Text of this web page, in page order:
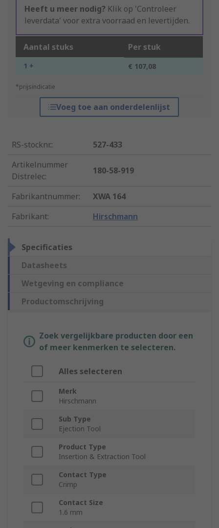
Heeft u meer nodig? Klik op 'Controleer
leverdata' voor extra voorraad en levertijden.
Aantal stuks Per stuk
1 + € 107,08
*prijsindicatie
Voeg toe aan onderdelenlijst
RS-stocknr.:
527-433
Artikelnummer
Distrelec:
180-58-919
Fabrikantnummer:
XWA 164
Fabrikant: Hirschmann
Specificaties
Datasheets
Wetgeving en compliance
Productomschrijving
Zoek vergelijkbare producten door een
of meer kenmerken te selecteren.
Alles selecteren
Merk
Hirschmann
Sub Type
Ejection Tool
Product Type
Insertion & Extraction Tool
Contact Type
Crimp
Contact Size
1.6 mm